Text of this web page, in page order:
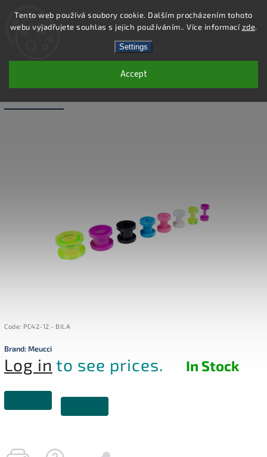
Tento web používá soubory cookie. Dalším procházením tohoto
webu vyjadřujete souhlas s jejich používáním.. Více informacízde.
Settings
Accept
Search
PC42-12 - PIERCING TUNEL - BÍLÁ -
Code: PC42-12 - BILA
Brand:Meucci
Log in to see prices. In Stock